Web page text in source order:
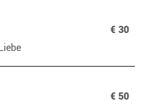
€ 30
€ 50